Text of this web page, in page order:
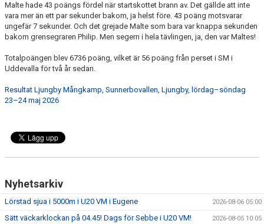
Malte hade 43 poängs fördel när startskottet brann av. Det gällde att inte
vara mer än ett par sekunder bakom, ja helst före. 43 poäng motsvarar
ungefär 7 sekunder. Och det grejade Malte som bara var knappa sekunden
bakom grensegraren Philip. Men segern i hela tävlingen, ja, den var Maltes!
Totalpoängen blev 6736 poäng, vilket är 56 poäng från perset i SM i
Uddevalla för två år sedan.
Resultat Ljungby Mångkamp, Sunnerbovallen, Ljungby, lördag–söndag
23–24 maj 2026
Nyhetsarkiv
Lörstad sjua i 5000m i U20 VM i Eugene 2026-08-06 05:00
Sätt väckarklockan på 04.45! Dags för Sebbe i U20 VM! 2026-08-05 10:05